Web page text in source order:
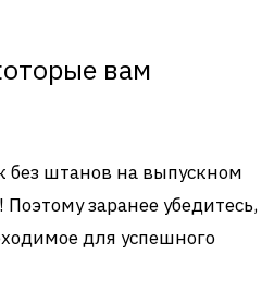
вам
без штанов на выпускном
заранее убедитесь,
для успешного